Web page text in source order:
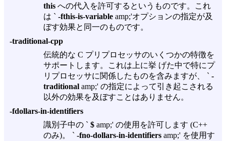
this への代入を許可するというものです。これ
は ` -fthis-is-variable amp;'オプションの指定が及
ぼす効果と同一のものです。
-traditional-cpp
伝統的な C プリプロセッサのいくつかの特徴を
サポートします。これは上に挙 げた中で特にプ
リプロセッサに関係したものを含みますが、 ` -
traditional amp;' の指定によって引き起こされる
以外の効果を及ぼすことはありません。
-fdollars-in-identifiers
識別子中の ` $ amp;' の使用を許可します (C++
のみ)。 ` -fno-dollars-in-identifiers amp;' を使用す